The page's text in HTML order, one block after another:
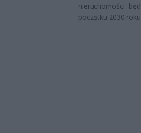
nieruchomości
początku 2030